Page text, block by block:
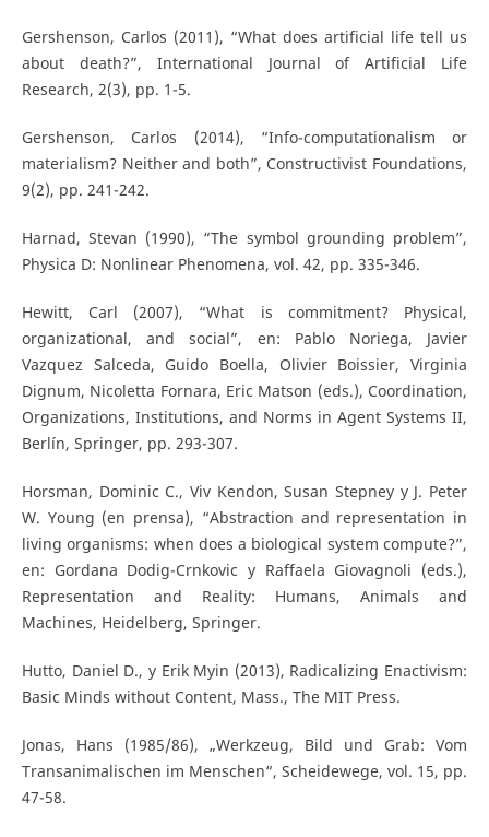
Gershenson, Carlos (2011), “What does artificial life tell us
about death?”, International Journal of Artificial Life
Research, 2(3), pp. 1-5.
Gershenson, Carlos (2014), “Info-computationalism or
materialism? Neither and both”, Constructivist Foundations,
9(2), pp. 241-242.
Harnad, Stevan (1990), “The symbol grounding problem”,
Physica D: Nonlinear Phenomena, vol. 42, pp. 335-346.
Hewitt, Carl (2007), “What is commitment? Physical,
organizational, and social”, en: Pablo Noriega, Javier
Vazquez Salceda, Guido Boella, Olivier Boissier, Virginia
Dignum, Nicoletta Fornara, Eric Matson (eds.), Coordination,
Organizations, Institutions, and Norms in Agent Systems II,
Berlín, Springer, pp. 293-307.
Horsman, Dominic C., Viv Kendon, Susan Stepney y J. Peter
W. Young (en prensa), “Abstraction and representation in
living organisms: when does a biological system compute?”,
en: Gordana Dodig-Crnkovic y Raffaela Giovagnoli (eds.),
Representation and Reality: Humans, Animals and
Machines, Heidelberg, Springer.
Hutto, Daniel D., y Erik Myin (2013), Radicalizing Enactivism:
Basic Minds without Content, Mass., The MIT Press.
Jonas, Hans (1985/86), „Werkzeug, Bild und Grab: Vom
Transanimalischen im Menschen“, Scheidewege, vol. 15, pp.
47-58.